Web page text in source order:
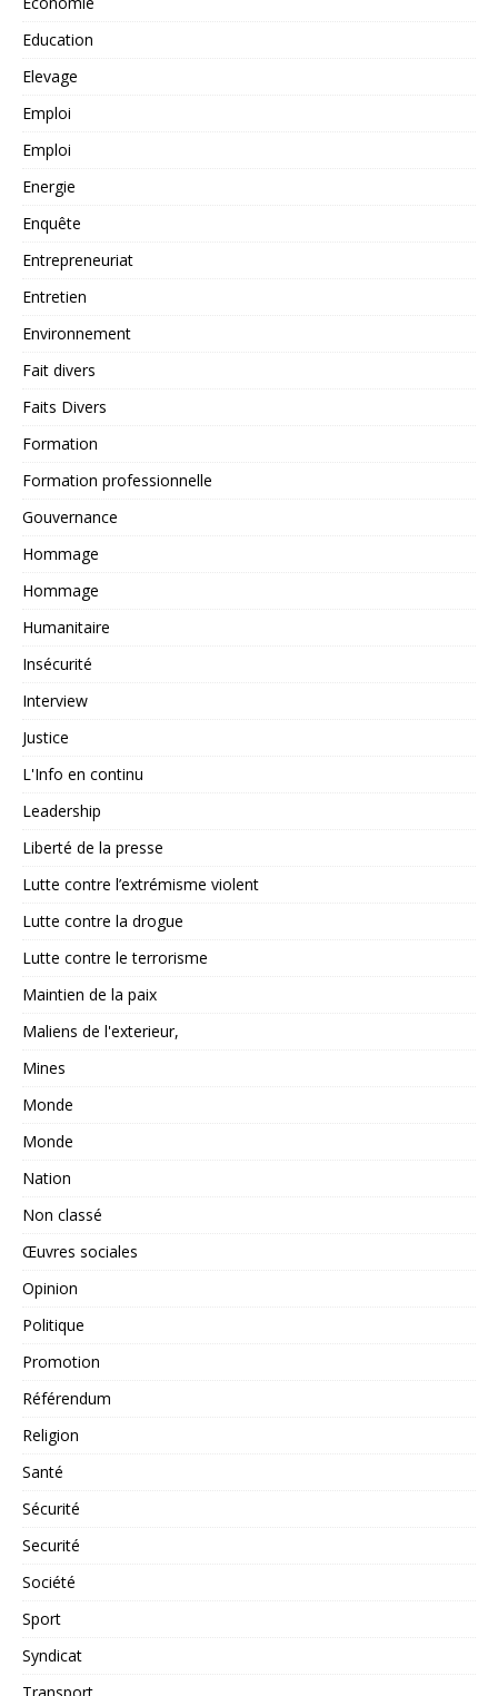
Education
Elevage
Emploi
Emploi
Energie
Enquête
Entrepreneuriat
Entretien
Environnement
Fait divers
Faits Divers
Formation
Formation professionnelle
Gouvernance
Hommage
Hommage
Humanitaire
Insécurité
Interview
Justice
L'Info en continu
Leadership
Liberté de la presse
Lutte contre l’extrémisme violent
Lutte contre la drogue
Lutte contre le terrorisme
Maintien de la paix
Maliens de l'exterieur,
Mines
Monde
Monde
Nation
Non classé
Œuvres sociales
Opinion
Politique
Promotion
Référendum
Religion
Santé
Sécurité
Securité
Société
Sport
Syndicat